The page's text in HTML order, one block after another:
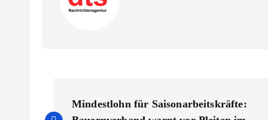
Mindestlohn für Saisonarbeitskräfte: